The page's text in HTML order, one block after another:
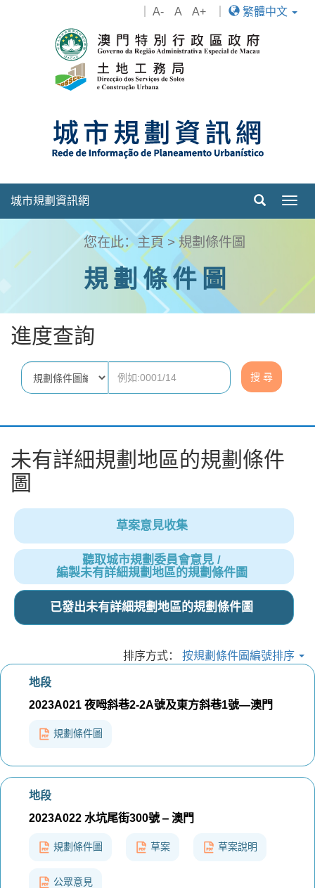
A- A A+ 繁體中文
城市規劃資訊網
您在此： 主頁>規劃條件圖
規劃條件圖
進度查詢
未有詳細規劃地區的規劃條件
圖
草案意見收集
聽取城市規劃委員會意見 /
編製未有詳細規劃地區的規劃條件圖
已發出未有詳細規劃地區的規劃條件圖
排序方式： 按規劃條件圖編號排序
地段
2023A021 夜呣斜巷2-2A號及東方斜巷1號—澳門
規劃條件圖
地段
2023A022 水坑尾街300號 ‒ 澳門
規劃條件圖 草案 草案說明
公眾意見